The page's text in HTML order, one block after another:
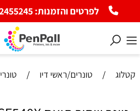
לפרטים והזמנות:
קטלוג / טונרים/ראשי דיו /